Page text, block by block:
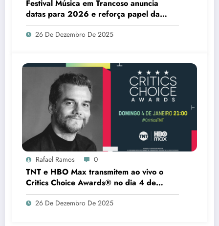
Festival Música em Trancoso anuncia
datas para 2026 e reforça papel da
cultura no desenvolvimento do sul da
Bahia26 De Dezembro De 2025
Rafael Ramos 0
TNT e HBO Max transmitem ao vivo o
Critics Choice Awards® no dia 4 de
janeiro
26 De Dezembro De 2025